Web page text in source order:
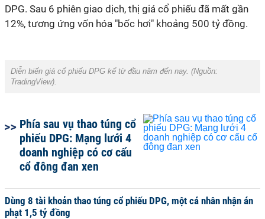
DPG. Sau 6 phiên giao dịch, thị giá cổ phiếu đã mất gần
12%, tương ứng vốn hóa "bốc hơi" khoảng 500 tỷ đồng.
Diễn biến giá cổ phiếu DPG kể từ đầu năm đến nay. (Nguồn:
TradingView).
Phía sau vụ thao túng cổ
phiếu DPG: Mạng lưới 4
doanh nghiệp có cơ cấu
cổ đông đan xen
Dùng 8 tài khoản thao túng cổ phiếu DPG, một cá nhân nhận án
phạt 1,5 tỷ đồng